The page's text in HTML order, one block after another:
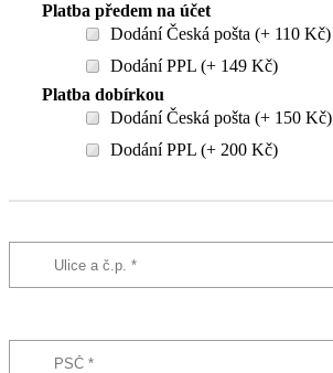
Platba předem na účet
Dodání Česká pošta (+ 110 Kč)
Dodání PPL (+ 149 Kč)
Platba dobírkou
Dodání Česká pošta (+ 150 Kč)
Dodání PPL (+ 200 Kč)